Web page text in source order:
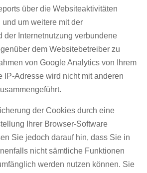
über die Websiteaktivitäten
um weitere mit der
der Internetnutzung verbundene
dem Websitebetreiber zu
von Google Analytics von Ihrem
IP-Adresse wird nicht mit anderen
der Cookies durch eine
Ihrer Browser-Software
Sie jedoch darauf hin, dass Sie in
nicht sämtliche Funktionen
werden nutzen können. Sie